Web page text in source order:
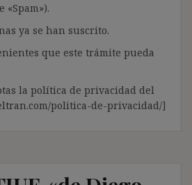
ya se han suscrito.
que este trámite pueda
la política de privacidad del
politica-de-privacidad/]